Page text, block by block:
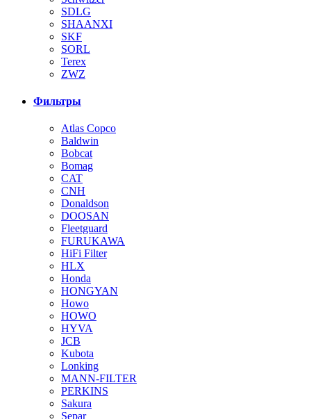
SDLG
SHAANXI
SKF
SORL
Terex
ZWZ
Фильтры
Atlas Copco
Baldwin
Bobcat
Bomag
CAT
CNH
Donaldson
DOOSAN
Fleetguard
FURUKAWA
HiFi Filter
HLX
Honda
HONGYAN
Howo
HOWO
HYVA
JCB
Kubota
Lonking
MANN-FILTER
PERKINS
Sakura
Separ